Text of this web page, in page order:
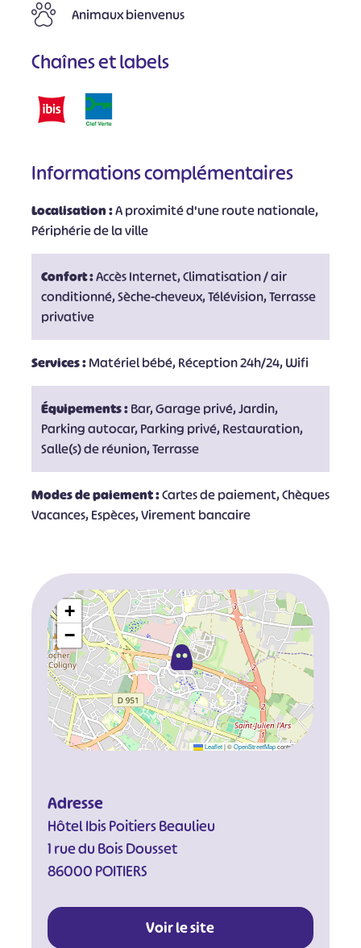
Animaux bienvenus
Chaînes et labels
Informations complémentaires
Localisation :A proximité d'une route nationale,
Périphérie de la ville
Confort :Accès Internet, Climatisation / air
conditionné, Sèche-cheveux, Télévision, Terrasse
privative
Services :Matériel bébé, Réception 24h/24, Wifi
Équipements :Bar, Garage privé, Jardin,
Parking autocar, Parking privé, Restauration,
Salle(s) de réunion, Terrasse
Modes de paiement :Cartes de paiement, Chèques
Vacances, Espèces, Virement bancaire
+
−
Leaflet |©OpenStreetMapcontributors
Adresse
Hôtel Ibis Poitiers Beaulieu
1 rue du Bois Dousset
86000 POITIERS
Voir le site